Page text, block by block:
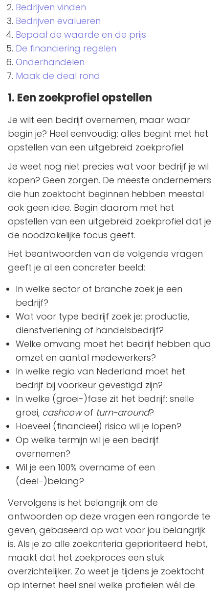
Bedrijven vinden
Bedrijven evalueren
Bepaal de waarde en de prijs
De financiering regelen
Onderhandelen
Maak de deal rond
1. Een zoekprofiel opstellen
Je wilt een bedrijf overnemen, maar waar
begin je? Heel eenvoudig: alles begint met het
opstellen van een uitgebreid zoekprofiel.
Je weet nog niet precies wat voor bedrijf je wil
kopen? Geen zorgen. De meeste ondernemers
die hun zoektocht beginnen hebben meestal
ook geen idee. Begin daarom met het
opstellen van een uitgebreid zoekprofiel dat je
de noodzakelijke focus geeft.
Het beantwoorden van de volgende vragen
geeft je al een concreter beeld:
In welke sector of branche zoek je een
bedrijf?
Wat voor type bedrijf zoek je: productie,
dienstverlening of handelsbedrijf?
Welke omvang moet het bedrijf hebben qua
omzet en aantal medewerkers?
In welke regio van Nederland moet het
bedrijf bij voorkeur gevestigd zijn?
In welke (groei-)fase zit het bedrijf: snelle
groei, cashcowof turn-around?
Hoeveel (financieel) risico wil je lopen?
Op welke termijn wil je een bedrijf
overnemen?
Wil je een 100% overname of een
(deel-)belang?
Vervolgens is het belangrijk om de
antwoorden op deze vragen een rangorde te
geven, gebaseerd op wat voor jou belangrijk
is. Als je zo alle zoekcriteria geprioriteerd hebt,
maakt dat het zoekproces een stuk
overzichtelijker. Zo weet je tijdens je zoektocht
op internet heel snel welke profielen wél de